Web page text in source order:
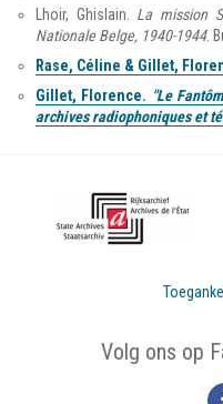
Lhoir, Ghislain. La mission
Nationale Belge, 1940-1944.
Rase, Céline & Gillet,
Gillet, Florence. "Le
archives radiophoniques et
Volg ons op